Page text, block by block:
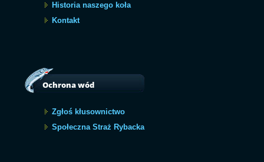
Historia naszego koła
Kontakt
Ochrona wód
Zgłoś kłusownictwo
Społeczna Straż Rybacka